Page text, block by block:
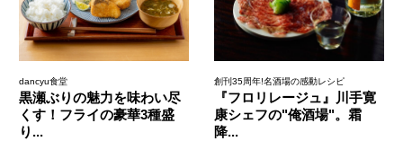
dancyu食堂
黒瀬ぶりの魅力を味わい尽
くす！フライの豪華3種盛
り...
創刊35周年!名酒場の感動レシピ
『フロリレージュ』川手寛
康シェフの"俺酒場"。霜
降...